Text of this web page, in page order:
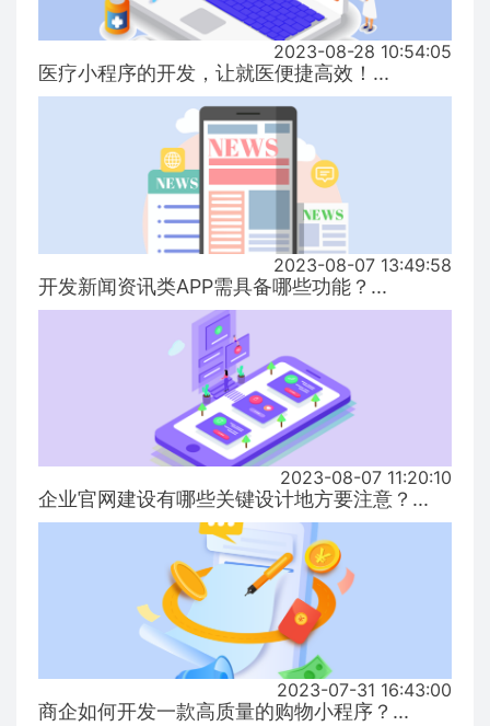
2023-08-28 10:54:05
医疗小程序的开发，让就医便捷高效！...
2023-08-07 13:49:58
开发新闻资讯类APP需具备哪些功能？...
2023-08-07 11:20:10
企业官网建设有哪些关键设计地方要注意？...
2023-07-31 16:43:00
商企如何开发一款高质量的购物小程序？...